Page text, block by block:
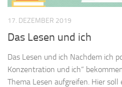
17. DEZEMBER 2019
Das Lesen und ich
Das Lesen und ich Nachdem ich
Konzentration und ich“
Thema Lesen aufgreifen. Hier soll